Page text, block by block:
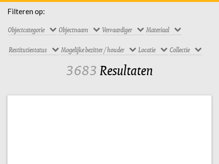
Filteren op:
Objectcategorie Objectnaam Vervaardiger Materiaal
Restitutiestatus Mogelijke bezitter / houder Locatie Collectie
3683Resultaten